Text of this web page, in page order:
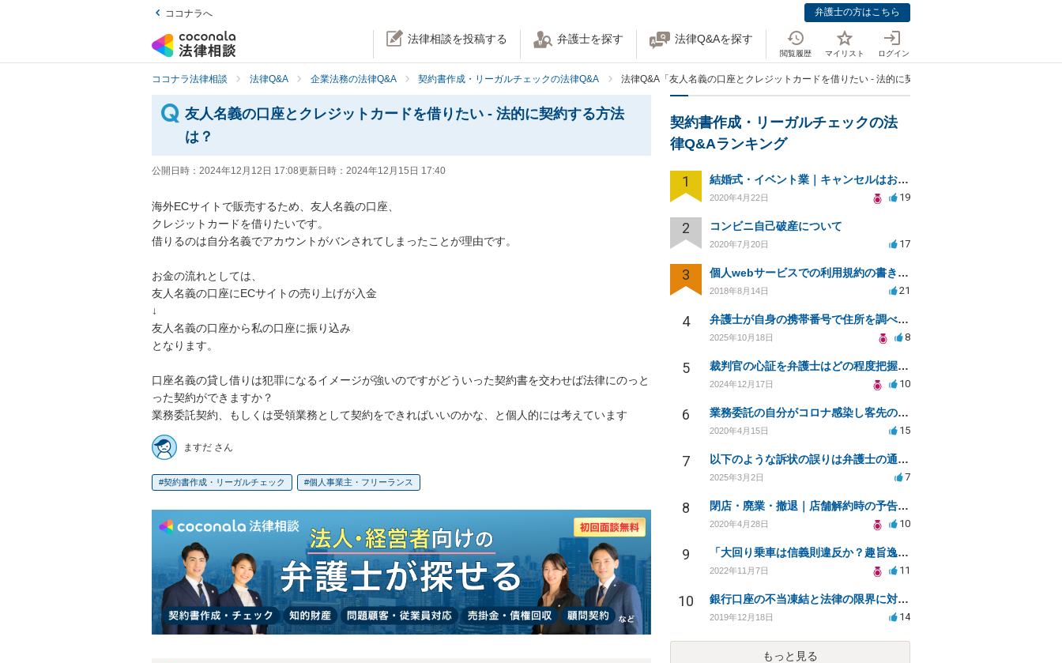
ココナラへ 弁護士の方はこちら
法律相談を投稿する 弁護士を探す 法律Q&Aを探す
閲覧履歴 マイリスト ログイン
ココナラ法律相談 法律Q&A 企業法務の法律Q&A 契約書作成・リーガルチェックの法律Q&A 法律Q&A「友人名義の口座とクレジットカードを借りたい - 法的に契約する方法は？」
友人名義の口座とクレジットカードを借りたい - 法的に契約する方法
は？
公開日時： 2024年12月12日 17:08更新日時： 2024年12月15日 17:40
海外ECサイトで販売するため、友人名義の口座、
クレジットカードを借りたいです。
借りるのは自分名義でアカウントがバンされてしまったことが理由です。
お金の流れとしては、
友人名義の口座にECサイトの売り上げが入金
↓
友人名義の口座から私の口座に振り込み
となります。
口座名義の貸し借りは犯罪になるイメージが強いのですがどういった契約書を交わせば法律にのっと
った契約ができますか？
業務委託契約、もしくは受領業務として契約をできればいいのかな、と個人的には考えています
ますだ さん
契約書作成・リーガルチェック 個人事業主・フリーランス
契約書作成・リーガルチェックの法
律Q&Aランキング
1 結婚式・イベント業｜キャンセルはお客様都合？コロナによる結婚式キャンセルのトラブル対処（編集部投稿）
2020年4月22日 19
2 コンビニ自己破産について
2020年7月20日 17
3 個人webサービスでの利用規約の書き方として「株式会社○○（以下当社）」と違う表現はありますか？
2018年8月14日 21
4 弁護士が自身の携帯番号で住所を調べる方法について
2025年10月18日 8
5 裁判官の心証を弁護士はどの程度把握できるのか？
2024年12月17日 10
6 業務委託の自分がコロナ感染し客先の事務所閉鎖になったら損害賠償請求されますか？
2020年4月15日 15
7 以下のような訴状の誤りは弁護士の通常業務範囲に含まれるか？
2025年3月2日 7
8 閉店・廃業・撤退｜店舗解約時の予告期間や残りの家賃の支払い（編集部投稿）
2020年4月28日 10
9 「大回り乗車は信義則違反か？趣旨逸脱の法的見解」
2022年11月7日 11
10 銀行口座の不当凍結と法律の限界に対する疑問
2019年12月18日 14
もっと見る